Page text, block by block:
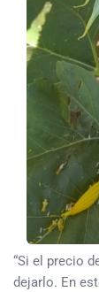
“Si el precio
dejarlo. En